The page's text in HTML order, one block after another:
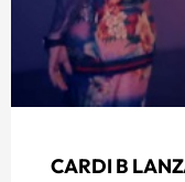
CARDI B